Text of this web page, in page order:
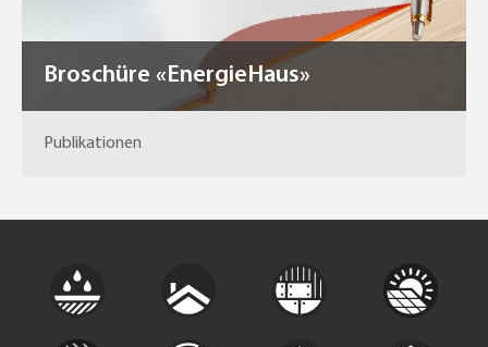
Broschüre «EnergieHaus»
Publikationen